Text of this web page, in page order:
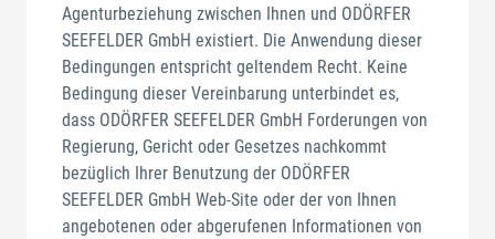
Agenturbeziehung zwischen Ihnen und ODÖRFER
SEEFELDER GmbH existiert. Die Anwendung dieser
Bedingungen entspricht geltendem Recht. Keine
Bedingung dieser Vereinbarung unterbindet es,
dass ODÖRFER SEEFELDER GmbH Forderungen von
Regierung, Gericht oder Gesetzes nachkommt
bezüglich Ihrer Benutzung der ODÖRFER
SEEFELDER GmbH Web-Site oder der von Ihnen
angebotenen oder abgerufenen Informationen von